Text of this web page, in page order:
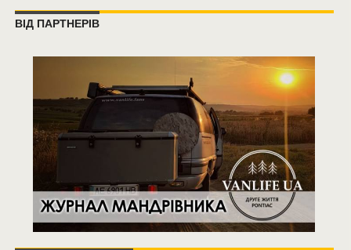
ВІД ПАРТНЕРІВ